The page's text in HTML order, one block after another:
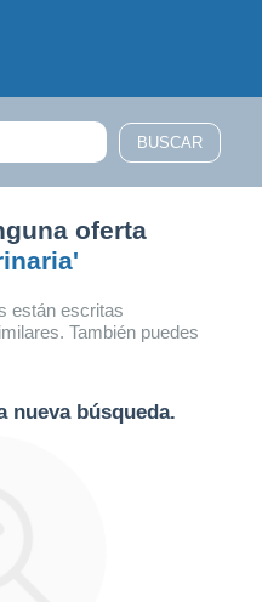
oferta
están escritas
También puedes
nueva búsqueda.